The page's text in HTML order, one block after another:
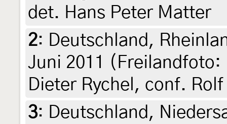
det. Hans Peter Matter
2: Deutschland,
Juni 2011
Dieter Rychel, conf.
3: Deutschland,